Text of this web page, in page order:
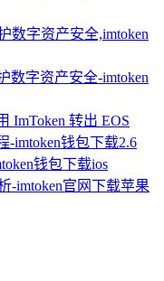
数字资产安全,imtoken
数字资产安全-imtoken
ImToken 转出 EOS
-imtoken钱包下载2.6
钱包下载ios
-imtoken官网下载苹果